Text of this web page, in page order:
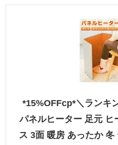
*15%OFFcp*＼ランキ
パネルヒーター 足元 ヒ
ス 3面 暖房 あったか